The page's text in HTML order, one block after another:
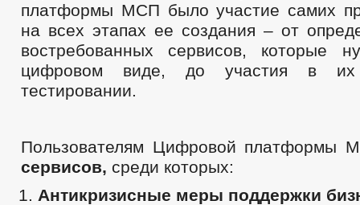
платформы МСП было участие самих
на всех этапах ее создания – от
востребованных сервисов, которые
цифровом виде, до участия в их
тестировании.
Пользователям Цифровой платформы
сервисов, среди которых:
Антикризисные меры поддержки